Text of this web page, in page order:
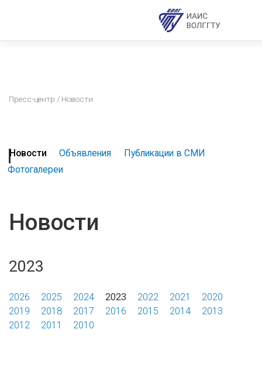
Пресс-центр / Новости
Новости Объявления
Публикации в СМИ
Фотогалереи
Новости
2023
2026 2025 2024 2023 2022 2021
2020
2019
2018 2017 2016 2015 2014
2013
2012
2011 2010